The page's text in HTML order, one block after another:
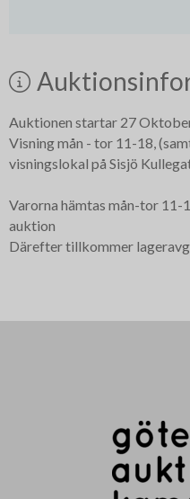
Auktionen startar 27
Visning mån - tor 11-18,
visningslokal på Sisjö
Varorna hämtas mån-tor
auktion
Därefter tillkommer